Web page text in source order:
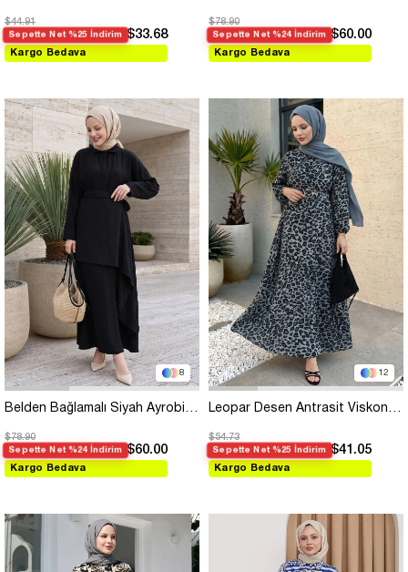
$44.91
Sepette Net %25 İndirim $33.68
Kargo Bedava
$78.90
Sepette Net %24 İndirim $60.00
Kargo Bedava
8
Belden Bağlamalı Siyah Ayrobin Elbise
$78.90
Sepette Net %24 İndirim $60.00
Kargo Bedava
12
Leopar Desen Antrasit Viskon Elbise
$54.73
Sepette Net %25 İndirim $41.05
Kargo Bedava